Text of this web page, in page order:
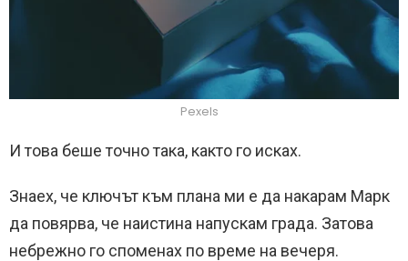
Pexels
И това беше точно така, както го исках.
Знаех, че ключът към плана ми е да накарам Марк
да повярва, че наистина напускам града. Затова
небрежно го споменах по време на вечеря.